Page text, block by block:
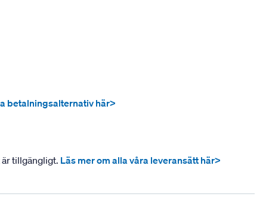
betalningsalternativ här>
tillgängligt. Läs mer om alla våra leveransätt här>